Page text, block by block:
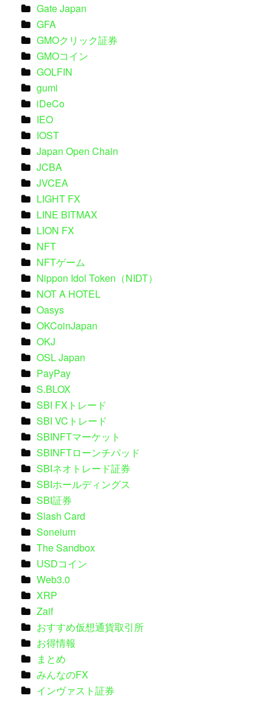
Gate Japan
GFA
GMOクリック証券
GMOコイン
GOLFIN
gumi
iDeCo
IEO
IOST
Japan Open Chain
JCBA
JVCEA
LIGHT FX
LINE BITMAX
LION FX
NFT
NFTゲーム
Nippon Idol Token（NIDT）
NOT A HOTEL
Oasys
OKCoinJapan
OKJ
OSL Japan
PayPay
S.BLOX
SBI FXトレード
SBI VCトレード
SBINFTマーケット
SBINFTローンチパッド
SBIネオトレード証券
SBIホールディングス
SBI証券
Slash Card
Soneium
The Sandbox
USDコイン
Web3.0
XRP
Zaif
おすすめ仮想通貨取引所
お得情報
まとめ
みんなのFX
インヴァスト証券